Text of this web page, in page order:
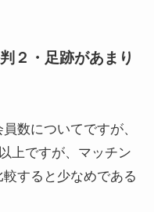
２・足跡があまり
数についてですが、
上ですが、マッチン
すると少なめである